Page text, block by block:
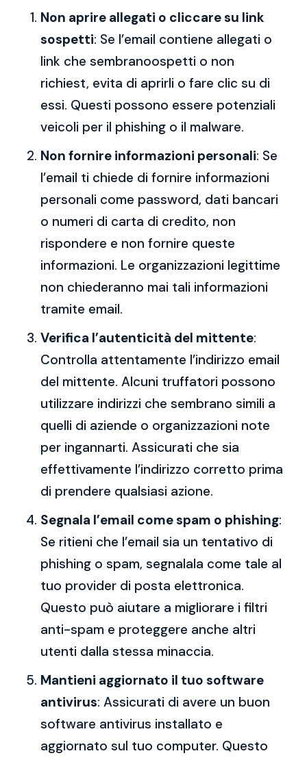
Non aprire allegati o cliccare su link
sospetti: Se l’email contiene allegati o
link che sembranoospetti o non
richiest, evita di aprirli o fare clic su di
essi. Questi possono essere potenziali
veicoli per il phishing o il malware.
Non fornire informazioni personali: Se
l’email ti chiede di fornire informazioni
personali come password, dati bancari
o numeri di carta di credito, non
rispondere e non fornire queste
informazioni. Le organizzazioni legittime
non chiederanno mai tali informazioni
tramite email.
Verifica l’autenticità del mittente:
Controlla attentamente l’indirizzo email
del mittente. Alcuni truffatori possono
utilizzare indirizzi che sembrano simili a
quelli di aziende o organizzazioni note
per ingannarti. Assicurati che sia
effettivamente l’indirizzo corretto prima
di prendere qualsiasi azione.
Segnala l’email come spam o phishing:
Se ritieni che l’email sia un tentativo di
phishing o spam, segnalala come tale al
tuo provider di posta elettronica.
Questo può aiutare a migliorare i filtri
anti-spam e proteggere anche altri
utenti dalla stessa minaccia.
Mantieni aggiornato il tuo software
antivirus: Assicurati di avere un buon
software antivirus installato e
aggiornato sul tuo computer. Questo